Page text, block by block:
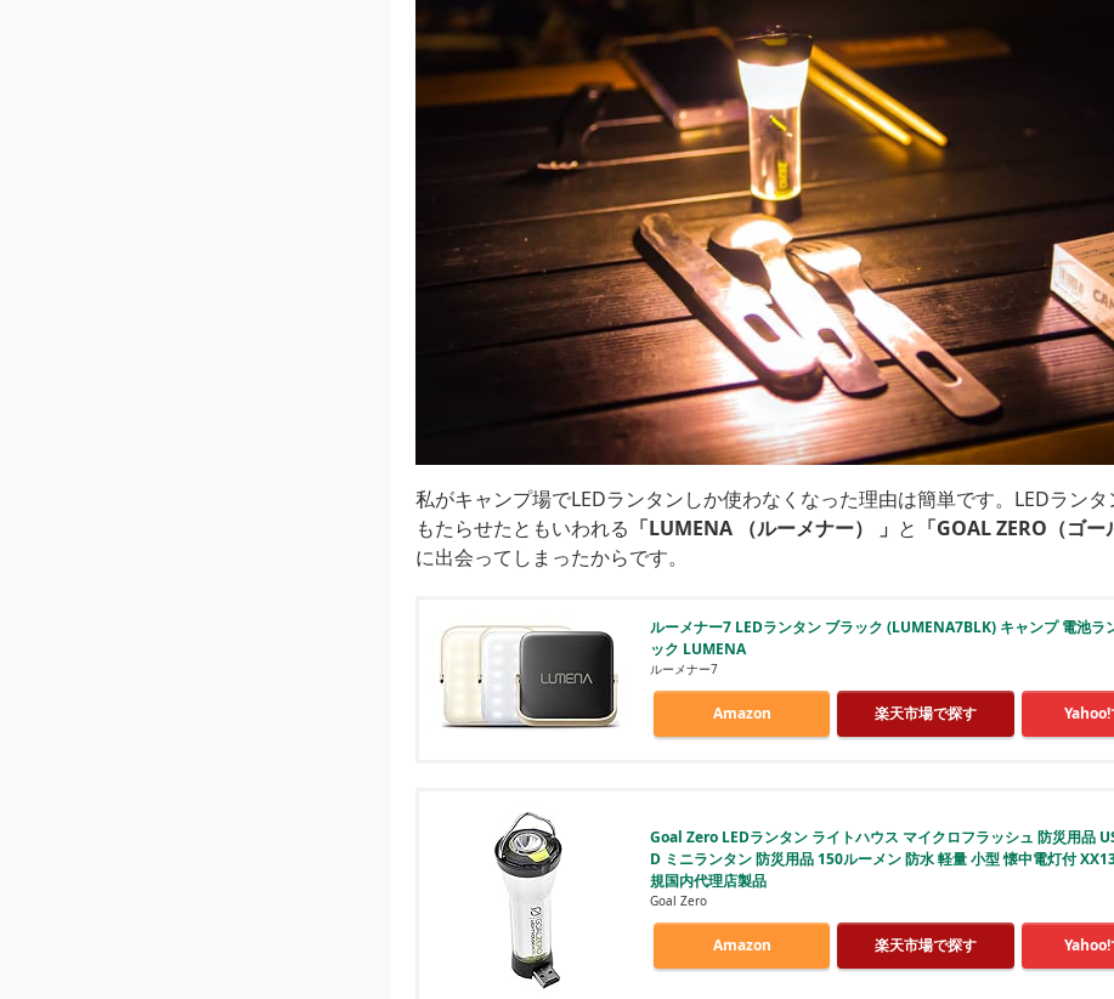
私がキャンプ場でLEDランタンしか使わなくなった理由は簡単です。LEDラン
もたらせたともいわれる 「LUMENA （ルーメナー） 」 と 「GOAL ZERO（ゴー
に出会ってしまったからです。
ルーメナー7 LEDランタン ブラック (LUMENA7BLK) キャンプ 電池ラ
ック LUMENA
ルーメナー7
Amazon 楽天市場で探す
Goal Zero LEDランタン ライトハウス マイクロフラッシュ 防災用品
D ミニランタン 防災用品 150ルーメン 防水 軽量 小型 懐中電灯付
規国内代理店製品
Goal Zero
Amazon 楽天市場で探す